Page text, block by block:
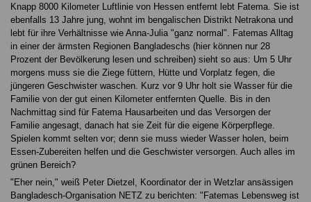
Knapp 8000 Kilometer Luftlinie von Hessen entfernt lebt Fatema. Sie ist
ebenfalls 13 Jahre jung, wohnt im bengalischen Distrikt Netrakona und
lebt für ihre Verhältnisse wie Anna-Julia "ganz normal". Fatemas Alltag
in einer der ärmsten Regionen Bangladeschs (hier können nur 28
Prozent der Bevölkerung lesen und schreiben) sieht so aus: Um 5 Uhr
morgens muss sie die Ziege füttern, Hütte und Vorplatz fegen, die
jüngeren Geschwister waschen. Kurz vor 9 Uhr holt sie Wasser für die
Familie von der gut einen Kilometer entfernten Quelle. Bis in den
Nachmittag sind für Fatema Hausarbeiten und das Versorgen der
Familie angesagt, danach hat sie Zeit für die eigene Körperpflege.
Spielen kommt selten vor; denn sie muss wieder Wasser holen, beim
Essen-Zubereiten helfen und die Geschwister versorgen. Auch alles im
grünen Bereich?
"Eher nein," weiß Peter Dietzel, Koordinator der in Wetzlar ansässigen
Bangladesch-Organisation NETZ zu berichten: "Fatemas Lebensweg ist